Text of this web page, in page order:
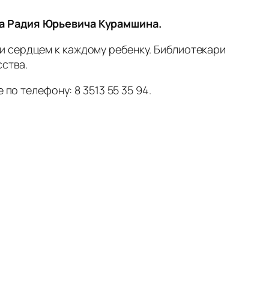
Радия Юрьевича Курамшина.
к каждому ребенку. Библиотекари
телефону: 8 3513 55 35 94.